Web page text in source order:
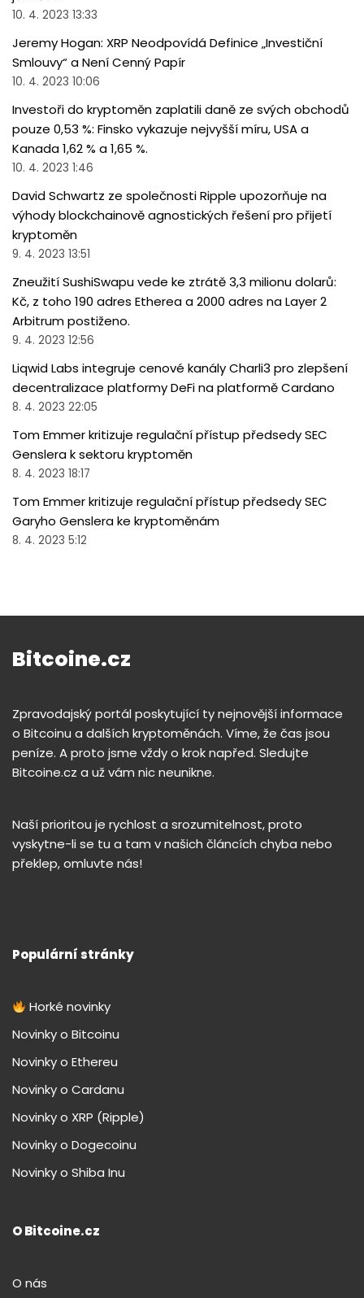
10. 4. 2023 13:33
Jeremy Hogan: XRP Neodpovídá Definice „Investiční
Smlouvy“ a Není Cenný Papír
10. 4. 2023 10:06
Investoři do kryptoměn zaplatili daně ze svých obchodů
pouze 0,53 %: Finsko vykazuje nejvyšší míru, USA a
Kanada 1,62 % a 1,65 %.
10. 4. 2023 1:46
David Schwartz ze společnosti Ripple upozorňuje na
výhody blockchainově agnostických řešení pro přijetí
kryptoměn
9. 4. 2023 13:51
Zneužití SushiSwapu vede ke ztrátě 3,3 milionu dolarů:
Kč, z toho 190 adres Etherea a 2000 adres na Layer 2
Arbitrum postiženo.
9. 4. 2023 12:56
Liqwid Labs integruje cenové kanály Charli3 pro zlepšení
decentralizace platformy DeFi na platformě Cardano
8. 4. 2023 22:05
Tom Emmer kritizuje regulační přístup předsedy SEC
Genslera k sektoru kryptoměn
8. 4. 2023 18:17
Tom Emmer kritizuje regulační přístup předsedy SEC
Garyho Genslera ke kryptoměnám
8. 4. 2023 5:12
Bitcoine.cz
Zpravodajský portál poskytující ty nejnovější informace
o Bitcoinu a dalších kryptoměnách. Víme, že čas jsou
peníze. A proto jsme vždy o krok napřed. Sledujte
Bitcoine.cz a už vám nic neunikne.
Naší prioritou je rychlost a srozumitelnost, proto
vyskytne-li se tu a tam v našich článcích chyba nebo
překlep, omluvte nás!
Populární stránky
Horké novinky
Novinky o Bitcoinu
Novinky o Ethereu
Novinky o Cardanu
Novinky o XRP (Ripple)
Novinky o Dogecoinu
Novinky o Shiba Inu
O Bitcoine.cz
O nás